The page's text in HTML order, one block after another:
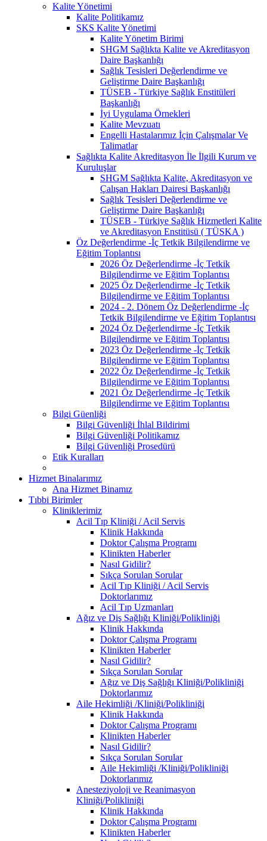
Kalite Yönetimi
Kalite Politikamız
SKS Kalite Yönetimi
Kalite Yönetim Birimi
SHGM Sağlıkta Kalite ve Akreditasyon
Daire Başkanlığı
Sağlık Tesisleri Değerlendirme ve
Geliştirme Daire Başkanlığı
TÜSEB - Türkiye Sağlık Enstitüleri
Başkanlığı
İyi Uygulama Örnekleri
Kalite Mevzuatı
Engelli Hastalarımız İçin Çalışmalar Ve
Talimatlar
Sağlıkta Kalite Akreditasyon İle İlgili Kurum ve
Kuruluşlar
SHGM Sağlıkta Kalite, Akreditasyon ve
Çalışan Hakları Dairesi Başkanlığı
Sağlık Tesisleri Değerlendirme ve
Geliştirme Daire Başkanlığı
TÜSEB - Türkiye Sağlık Hizmetleri Kalite
ve Akreditasyon Enstitüsü ( TÜSKA )
Öz Değerlendirme -İç Tetkik Bilgilendirme ve
Eğitim Toplantısı
2026 Öz Değerlendirme -İç Tetkik
Bilgilendirme ve Eğitim Toplantısı
2025 Öz Değerlendirme -İç Tetkik
Bilgilendirme ve Eğitim Toplantısı
2024 - 2. Dönem Öz Değerlendirme -İç
Tetkik Bilgilendirme ve Eğitim Toplantısı
2024 Öz Değerlendirme -İç Tetkik
Bilgilendirme ve Eğitim Toplantısı
2023 Öz Değerlendirme -İç Tetkik
Bilgilendirme ve Eğitim Toplantısı
2022 Öz Değerlendirme -İç Tetkik
Bilgilendirme ve Eğitim Toplantısı
2021 Öz Değerlendirme -İç Tetkik
Bilgilendirme ve Eğitim Toplantısı
Bilgi Güenliği
Bilgi Güvenliği İhlal Bildirimi
Bilgi Güvenliği Politikamız
Bilgi Güvenliği Prosedürü
Etik Kuralları
Hizmet Binalarımız
Ana Hizmet Binamız
Tıbbi Birimler
Kliniklerimiz
Acil Tıp Kliniği / Acil Servis
Klinik Hakkında
Doktor Çalışma Programı
Klinikten Haberler
Nasıl Gidilir?
Sıkça Sorulan Sorular
Acil Tıp Kliniği / Acil Servis
Doktorlarımız
Acil Tıp Uzmanları
Ağız ve Diş Sağlığı Kliniği/Polikliniği
Klinik Hakkında
Doktor Çalışma Programı
Klinikten Haberler
Nasıl Gidilir?
Sıkça Sorulan Sorular
Ağız ve Diş Sağlığı Kliniği/Polikliniği
Doktorlarımız
Aile Hekimliği /Kliniği/Polikliniği
Klinik Hakkında
Doktor Çalışma Programı
Klinikten Haberler
Nasıl Gidilir?
Sıkça Sorulan Sorular
Aile Hekimliği /Kliniği/Polikliniği
Doktorlarımız
Anesteziyoloji ve Reanimasyon
Kliniği/Polikliniği
Klinik Hakkında
Doktor Çalışma Programı
Klinikten Haberler